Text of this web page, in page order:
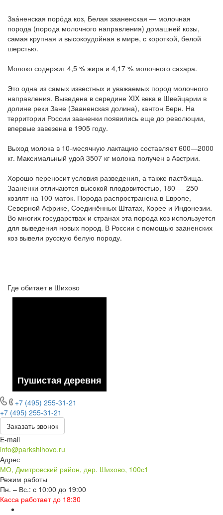
Заа́ненская поро́да коз, Белая зааненская — молочная
порода (порода молочного направления) домашней козы,
самая крупная и высокоудойная в мире, с короткой, белой
шерстью.
Молоко содержит 4,5 % жира и 4,17 % молочного сахара.
Это одна из самых известных и уважаемых пород молочного
направления. Выведена в середине XIX века в Швейцарии в
долине реки Зане (Зааненская долина), кантон Берн. На
территории России зааненки появились еще до революции,
впервые завезена в 1905 году.
Выход молока в 10-месячную лактацию составляет 600—2000
кг. Максимальный удой 3507 кг молока получен в Австрии.
Хорошо переносит условия разведения, а также пастбища.
Зааненки отличаются высокой плодовитостью, 180 — 250
козлят на 100 маток. Порода распространена в Европе,
Северной Африке, Соединённых Штатах, Корее и Индонезии.
Во многих государствах и странах эта порода коз используется
для выведения новых пород. В России с помощью зааненских
коз вывели русскую белую породу.
Где обитает в Шихово
Пушистая деревня
+7 (495) 255-31-21
+7 (495) 255-31-21
Заказать звонок
E-mail
info@parkshihovo.ru
Адрес
МО, Дмитровский район, дер. Шихово, 100с1
Режим работы
Пн. – Вс.: с 10:00 до 19:00
Касса работает до 18:30